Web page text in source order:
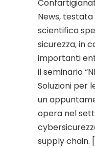
News,
scientifica
sicurezza, in
importanti
il seminario
Soluzioni per
un
opera nel
supply chain.